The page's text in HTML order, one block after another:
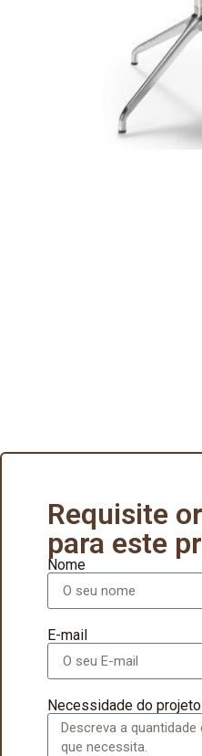
Requisite
para este
Nome
E-mail
Necessidade do projeto